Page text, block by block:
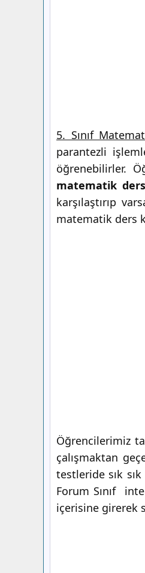
5. Sınıf
parantezli
öğrenebilirler.
matematik
karşılaştırıp
matematik ders
Öğrencilerimiz
çalışmaktan
testleride sık
Forum Sınıf
içerisine girerek